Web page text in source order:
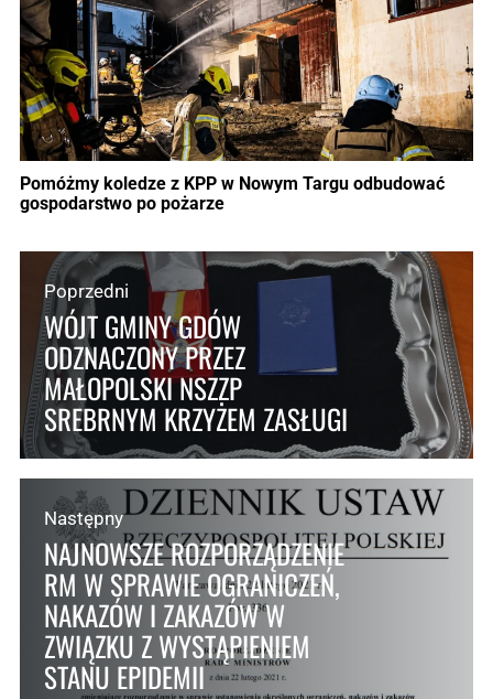
Pomóżmy koledze z KPP w Nowym Targu odbudować
gospodarstwo po pożarze
Poprzedni
WÓJT GMINY GDÓW
ODZNACZONY PRZEZ
MAŁOPOLSKI NSZZP
SREBRNYM KRZYŻEM ZASŁUGI
Następny
NAJNOWSZE ROZPORZĄDZENIE
RM W SPRAWIE OGRANICZEŃ,
NAKAZÓW I ZAKAZÓW W
ZWIĄZKU Z WYSTĄPIENIEM
STANU EPIDEMII